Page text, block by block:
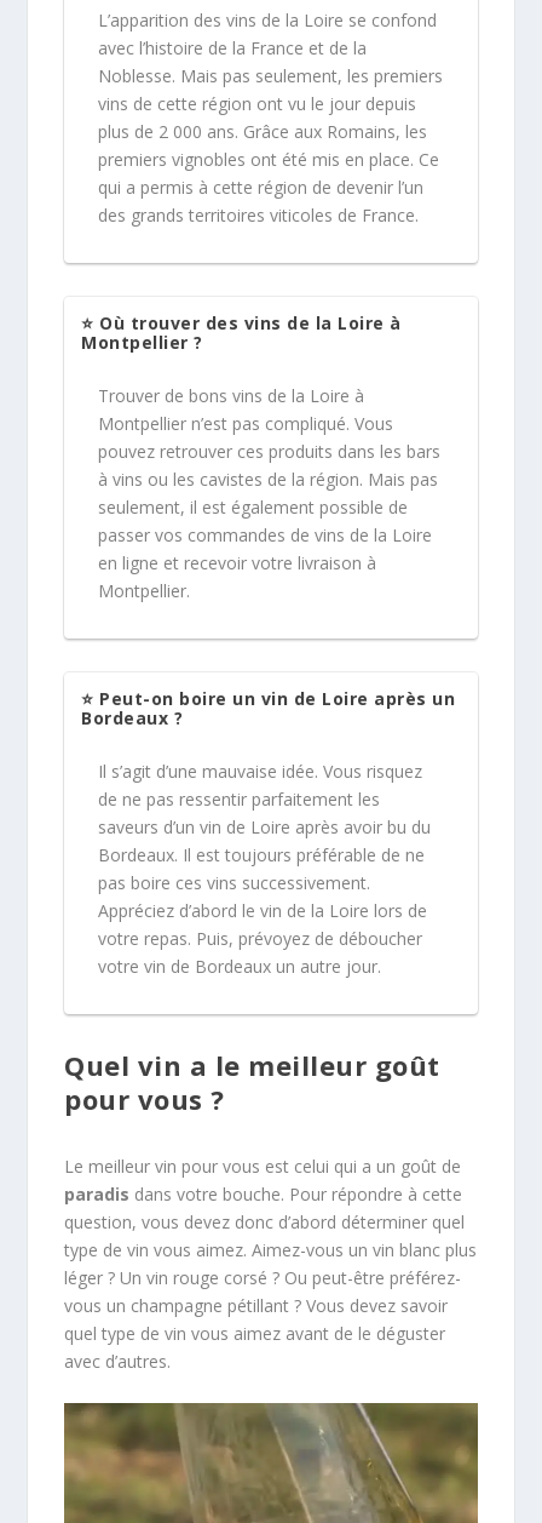
L’apparition des vins de la Loire se confond
avec l’histoire de la France et de la
Noblesse. Mais pas seulement, les premiers
vins de cette région ont vu le jour depuis
plus de 2 000 ans. Grâce aux Romains, les
premiers vignobles ont été mis en place. Ce
qui a permis à cette région de devenir l’un
des grands territoires viticoles de France.
⭐ Où trouver des vins de la Loire à
Montpellier ?
Trouver de bons vins de la Loire à
Montpellier n’est pas compliqué. Vous
pouvez retrouver ces produits dans les bars
à vins ou les cavistes de la région. Mais pas
seulement, il est également possible de
passer vos commandes de vins de la Loire
en ligne et recevoir votre livraison à
Montpellier.
⭐ Peut-on boire un vin de Loire après un
Bordeaux ?
Il s’agit d’une mauvaise idée. Vous risquez
de ne pas ressentir parfaitement les
saveurs d’un vin de Loire après avoir bu du
Bordeaux. Il est toujours préférable de ne
pas boire ces vins successivement.
Appréciez d’abord le vin de la Loire lors de
votre repas. Puis, prévoyez de déboucher
votre vin de Bordeaux un autre jour.
Quel vin a le meilleur goût
pour vous ?
Le meilleur vin pour vous est celui qui a un goût de
paradis dans votre bouche. Pour répondre à cette
question, vous devez donc d’abord déterminer quel
type de vin vous aimez. Aimez-vous un vin blanc plus
léger ? Un vin rouge corsé ? Ou peut-être préférez-
vous un champagne pétillant ? Vous devez savoir
quel type de vin vous aimez avant de le déguster
avec d’autres.